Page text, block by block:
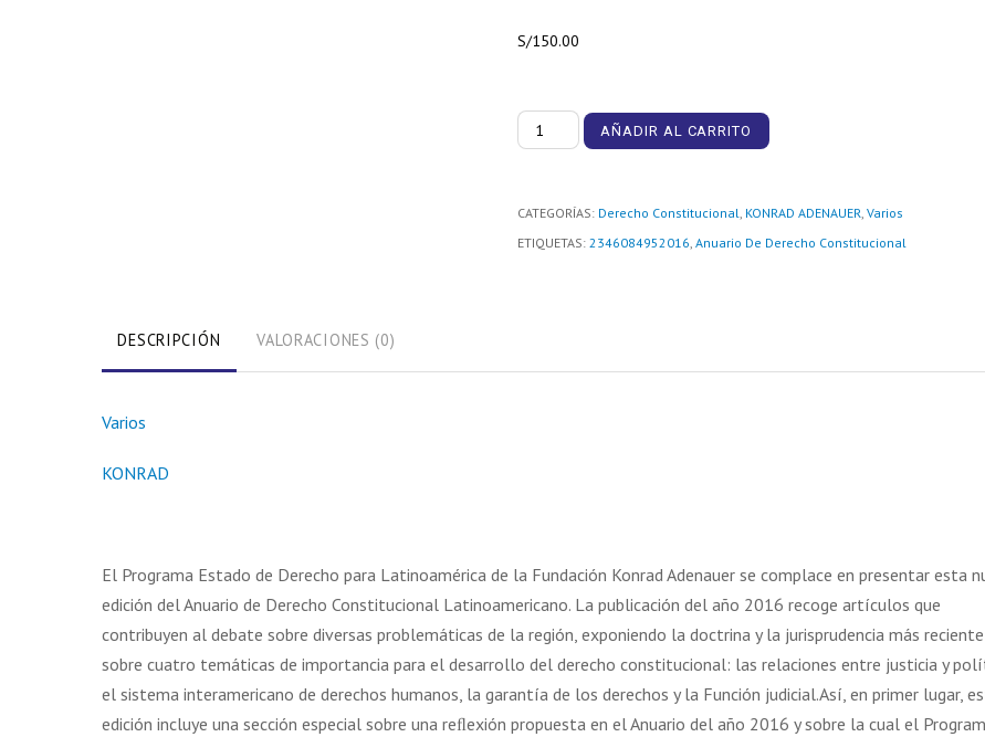
S/150.00
Anuario
De
Constitucional
Latinoamericano
AÑADIR AL CARRITO
CATEGORÍAS: Derecho Constitucional KONRAD ADENAUER Varios
ETIQUETAS: 2346084952016 Anuario De Derecho Constitucional
DESCRIPCIÓN VALORACIONES (0)
Varios
KONRAD
El Programa Estado de Derecho para Latinoamérica de la Fundación Konrad Adenauer se complace en presentar esta
edición del Anuario de Derecho Constitucional Latinoamericano. La publicación del año 2016 recoge artículos que
contribuyen al debate sobre diversas problemáticas de la región, exponiendo la doctrina y la jurisprudencia más reciente
sobre cuatro temáticas de importancia para el desarrollo del derecho constitucional: las relaciones entre justicia y
el sistema interamericano de derechos humanos, la garantía de los derechos y la Función judicial.Así, en primer lugar,
edición incluye una sección especial sobre una reﬂexión propuesta en el Anuario del año 2016 y sobre la cual el